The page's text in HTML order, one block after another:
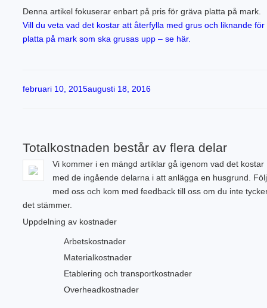
Denna artikel fokuserar enbart på pris för gräva platta på mark.
Vill du veta vad det kostar att återfylla med grus och liknande för
platta på mark som ska grusas upp – se här.
Publicerat
februari 10, 2015augusti 18, 2016
Totalkostnaden består av flera delar
Vi kommer i en mängd artiklar gå igenom vad det kostar
med de ingående delarna i att anlägga en husgrund. Följ
med oss och kom med feedback till oss om du inte
det stämmer.
Uppdelning av kostnader
Arbetskostnader
Materialkostnader
Etablering och transportkostnader
Overheadkostnader